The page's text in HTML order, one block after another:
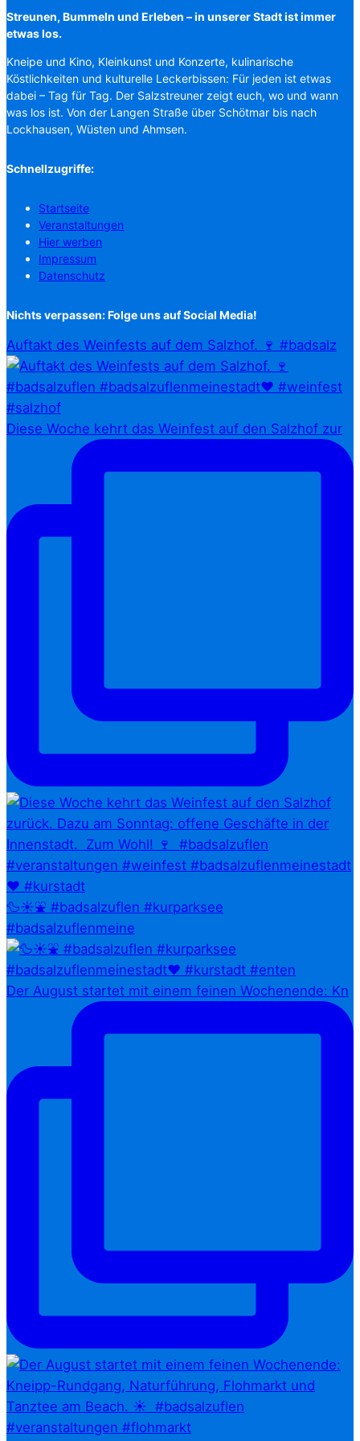
Streunen, Bummeln und Erleben – in unserer Stadt ist immer
etwas los.
Kneipe und Kino, Kleinkunst und Konzerte, kulinarische
Köstlichkeiten und kulturelle Leckerbissen: Für jeden ist etwas
dabei – Tag für Tag. Der Salzstreuner zeigt euch, wo und wann
was los ist. Von der Langen Straße über Schötmar bis nach
Lockhausen, Wüsten und Ahmsen.
Schnellzugriffe:
Startseite
Veranstaltungen
Hier werben
Impressum
Datenschutz
Nichts verpassen: Folge uns auf Social Media!
Auftakt des Weinfests auf dem Salzhof. 🍷 #badsalz
Diese Woche kehrt das Weinfest auf den Salzhof zur
🦆☀️⛲ #badsalzuflen #kurparksee
#badsalzuflenmeine
Der August startet mit einem feinen Wochenende: Kn